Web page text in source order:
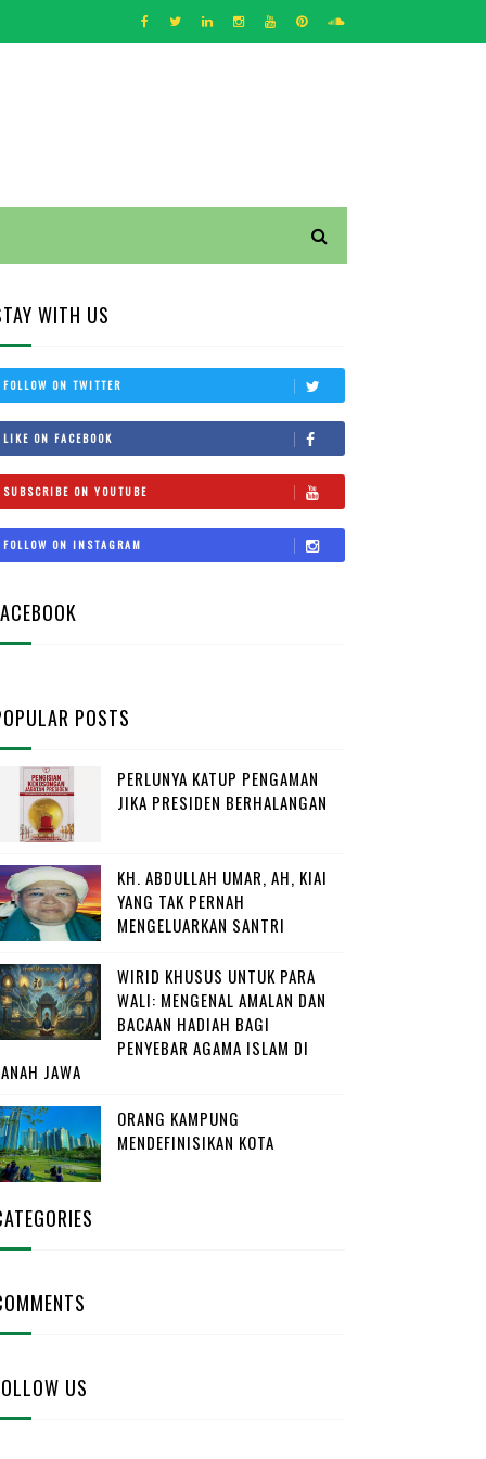
WITH US
FOLLOW ON TWITTER
LIKE ON FACEBOOK
SUBSCRIBE ON YOUTUBE
FOLLOW ON INSTAGRAM
POSTS
PERLUNYA KATUP PENGAMAN
JIKA PRESIDEN BERHALANGAN
KH. ABDULLAH UMAR, AH, KIAI
YANG TAK PERNAH
MENGELUARKAN SANTRI
WIRID KHUSUS UNTUK PARA
WALI: MENGENAL AMALAN DAN
BACAAN HADIAH BAGI
PENYEBAR AGAMA ISLAM DI
JAWA
ORANG KAMPUNG
MENDEFINISIKAN KOTA
US